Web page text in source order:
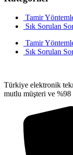
Tamir
Sık Sorulan
Tamir
Sık Sorulan
Türkiye elektronik
mutlu müşteri ve %98